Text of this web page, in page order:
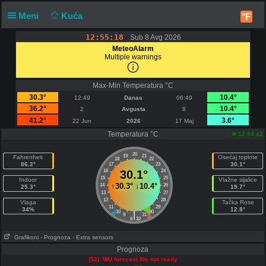
Meni Kuća °F
12:55:19
Sub 8 Avg 2026
MeteoAlarm
Multiple warnings
Max-Min Temperatura °C
30.3°
12:49 Danas 06:49
10.4°
36.2°
2 Avgusta 8
10.4°
41.2°
22 Jun 2026 17 Maj
3.6°
Temperatura °C
12:54:42
Fahrenheit
86.2°
Indoor
25.3°
Vlaga
34%
20
19 21
18
22
17
23
16
24
15
25
14
26
13
27
12
28
11
29
10
30
9 31
|
8 32
30.1°
↑30.3°↓10.4°
Osećaj toplote
30.1°
Vlažne sijalice
19.7°
Tačka Rose
12.8°
Grafikoni - Prognoza - Extra sensors
Prognoza
(52): WU forecast file not ready